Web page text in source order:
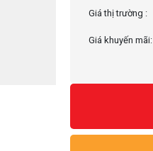
Giá thị trường :
Giá khuyến mãi: